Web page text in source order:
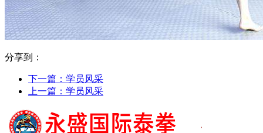
分享到：
下一篇： 学员风采
上一篇： 学员风采